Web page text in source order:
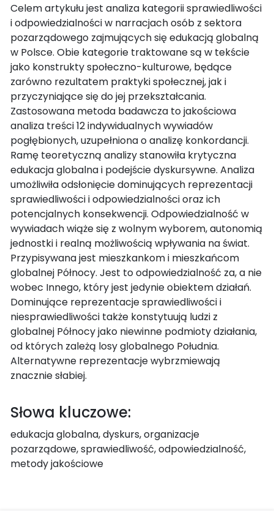
Celem artykułu jest analiza kategorii sprawiedliwości
i odpowiedzialności w narracjach osób z sektora
pozarządowego zajmujących się edukacją globalną
w Polsce. Obie kategorie traktowane są w tekście
jako konstrukty społeczno-kulturowe, będące
zarówno rezultatem praktyki społecznej, jak i
przyczyniające się do jej przekształcania.
Zastosowana metoda badawcza to jakościowa
analiza treści 12 indywidualnych wywiadów
pogłębionych, uzupełniona o analizę konkordancji.
Ramę teoretyczną analizy stanowiła krytyczna
edukacja globalna i podejście dyskursywne. Analiza
umożliwiła odsłonięcie dominujących reprezentacji
sprawiedliwości i odpowiedzialności oraz ich
potencjalnych konsekwencji. Odpowiedzialność w
wywiadach wiąże się z wolnym wyborem, autonomią
jednostki i realną możliwością wpływania na świat.
Przypisywana jest mieszkankom i mieszkańcom
globalnej Północy. Jest to odpowiedzialność za, a nie
wobec Innego, który jest jedynie obiektem działań.
Dominujące reprezentacje sprawiedliwości i
niesprawiedliwości także konstytuują ludzi z
globalnej Północy jako niewinne podmioty działania,
od których zależą losy globalnego Południa.
Alternatywne reprezentacje wybrzmiewają
znacznie słabiej.
Słowa kluczowe:
edukacja globalna, dyskurs, organizacje
pozarządowe, sprawiedliwość, odpowiedzialność,
metody jakościowe